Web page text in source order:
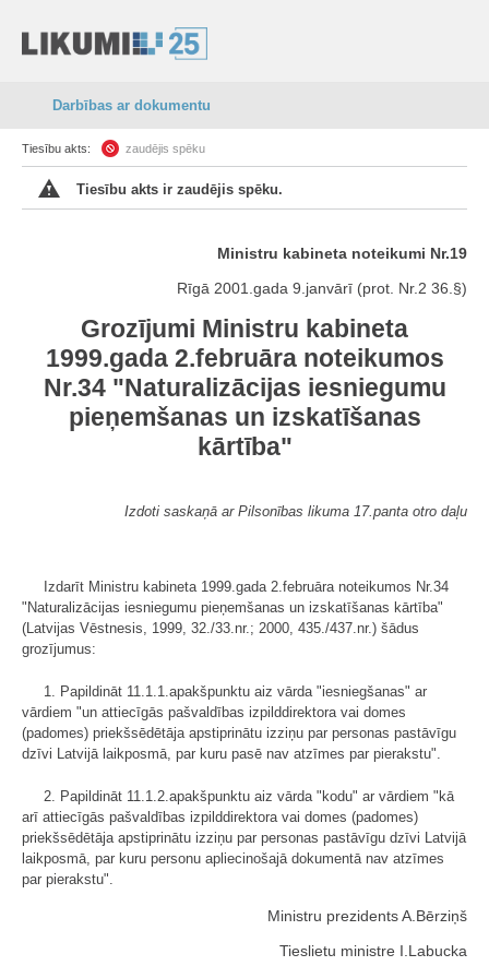
Darbības ar dokumentu
Tiesību akts: zaudējis spēku
Tiesību akts ir zaudējis spēku.
Ministru kabineta noteikumi Nr.19
Rīgā 2001.gada 9.janvārī (prot. Nr.2 36.§)
Grozījumi Ministru kabineta
1999.gada 2.februāra noteikumos
Nr.34 "Naturalizācijas iesniegumu
pieņemšanas un izskatīšanas
kārtība"
Izdoti saskaņā ar Pilsonības likuma 17.panta otro daļu
Izdarīt Ministru kabineta 1999.gada 2.februāra noteikumos Nr.34
"Naturalizācijas iesniegumu pieņemšanas un izskatīšanas kārtība"
(Latvijas Vēstnesis, 1999, 32./33.nr.; 2000, 435./437.nr.) šādus
grozījumus:
1. Papildināt 11.1.1.apakšpunktu aiz vārda "iesniegšanas" ar
vārdiem "un attiecīgās pašvaldības izpilddirektora vai domes
(padomes) priekšsēdētāja apstiprinātu izziņu par personas pastāvīgu
dzīvi Latvijā laikposmā, par kuru pasē nav atzīmes par pierakstu".
2. Papildināt 11.1.2.apakšpunktu aiz vārda "kodu" ar vārdiem "kā
arī attiecīgās pašvaldības izpilddirektora vai domes (padomes)
priekšsēdētāja apstiprinātu izziņu par personas pastāvīgu dzīvi Latvijā
laikposmā, par kuru personu apliecinošajā dokumentā nav atzīmes
par pierakstu".
Ministru prezidents A.Bērziņš
Tieslietu ministre I.Labucka